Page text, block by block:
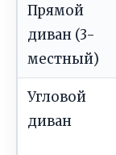
Прямой
диван (3-
местный)
Угловой
диван